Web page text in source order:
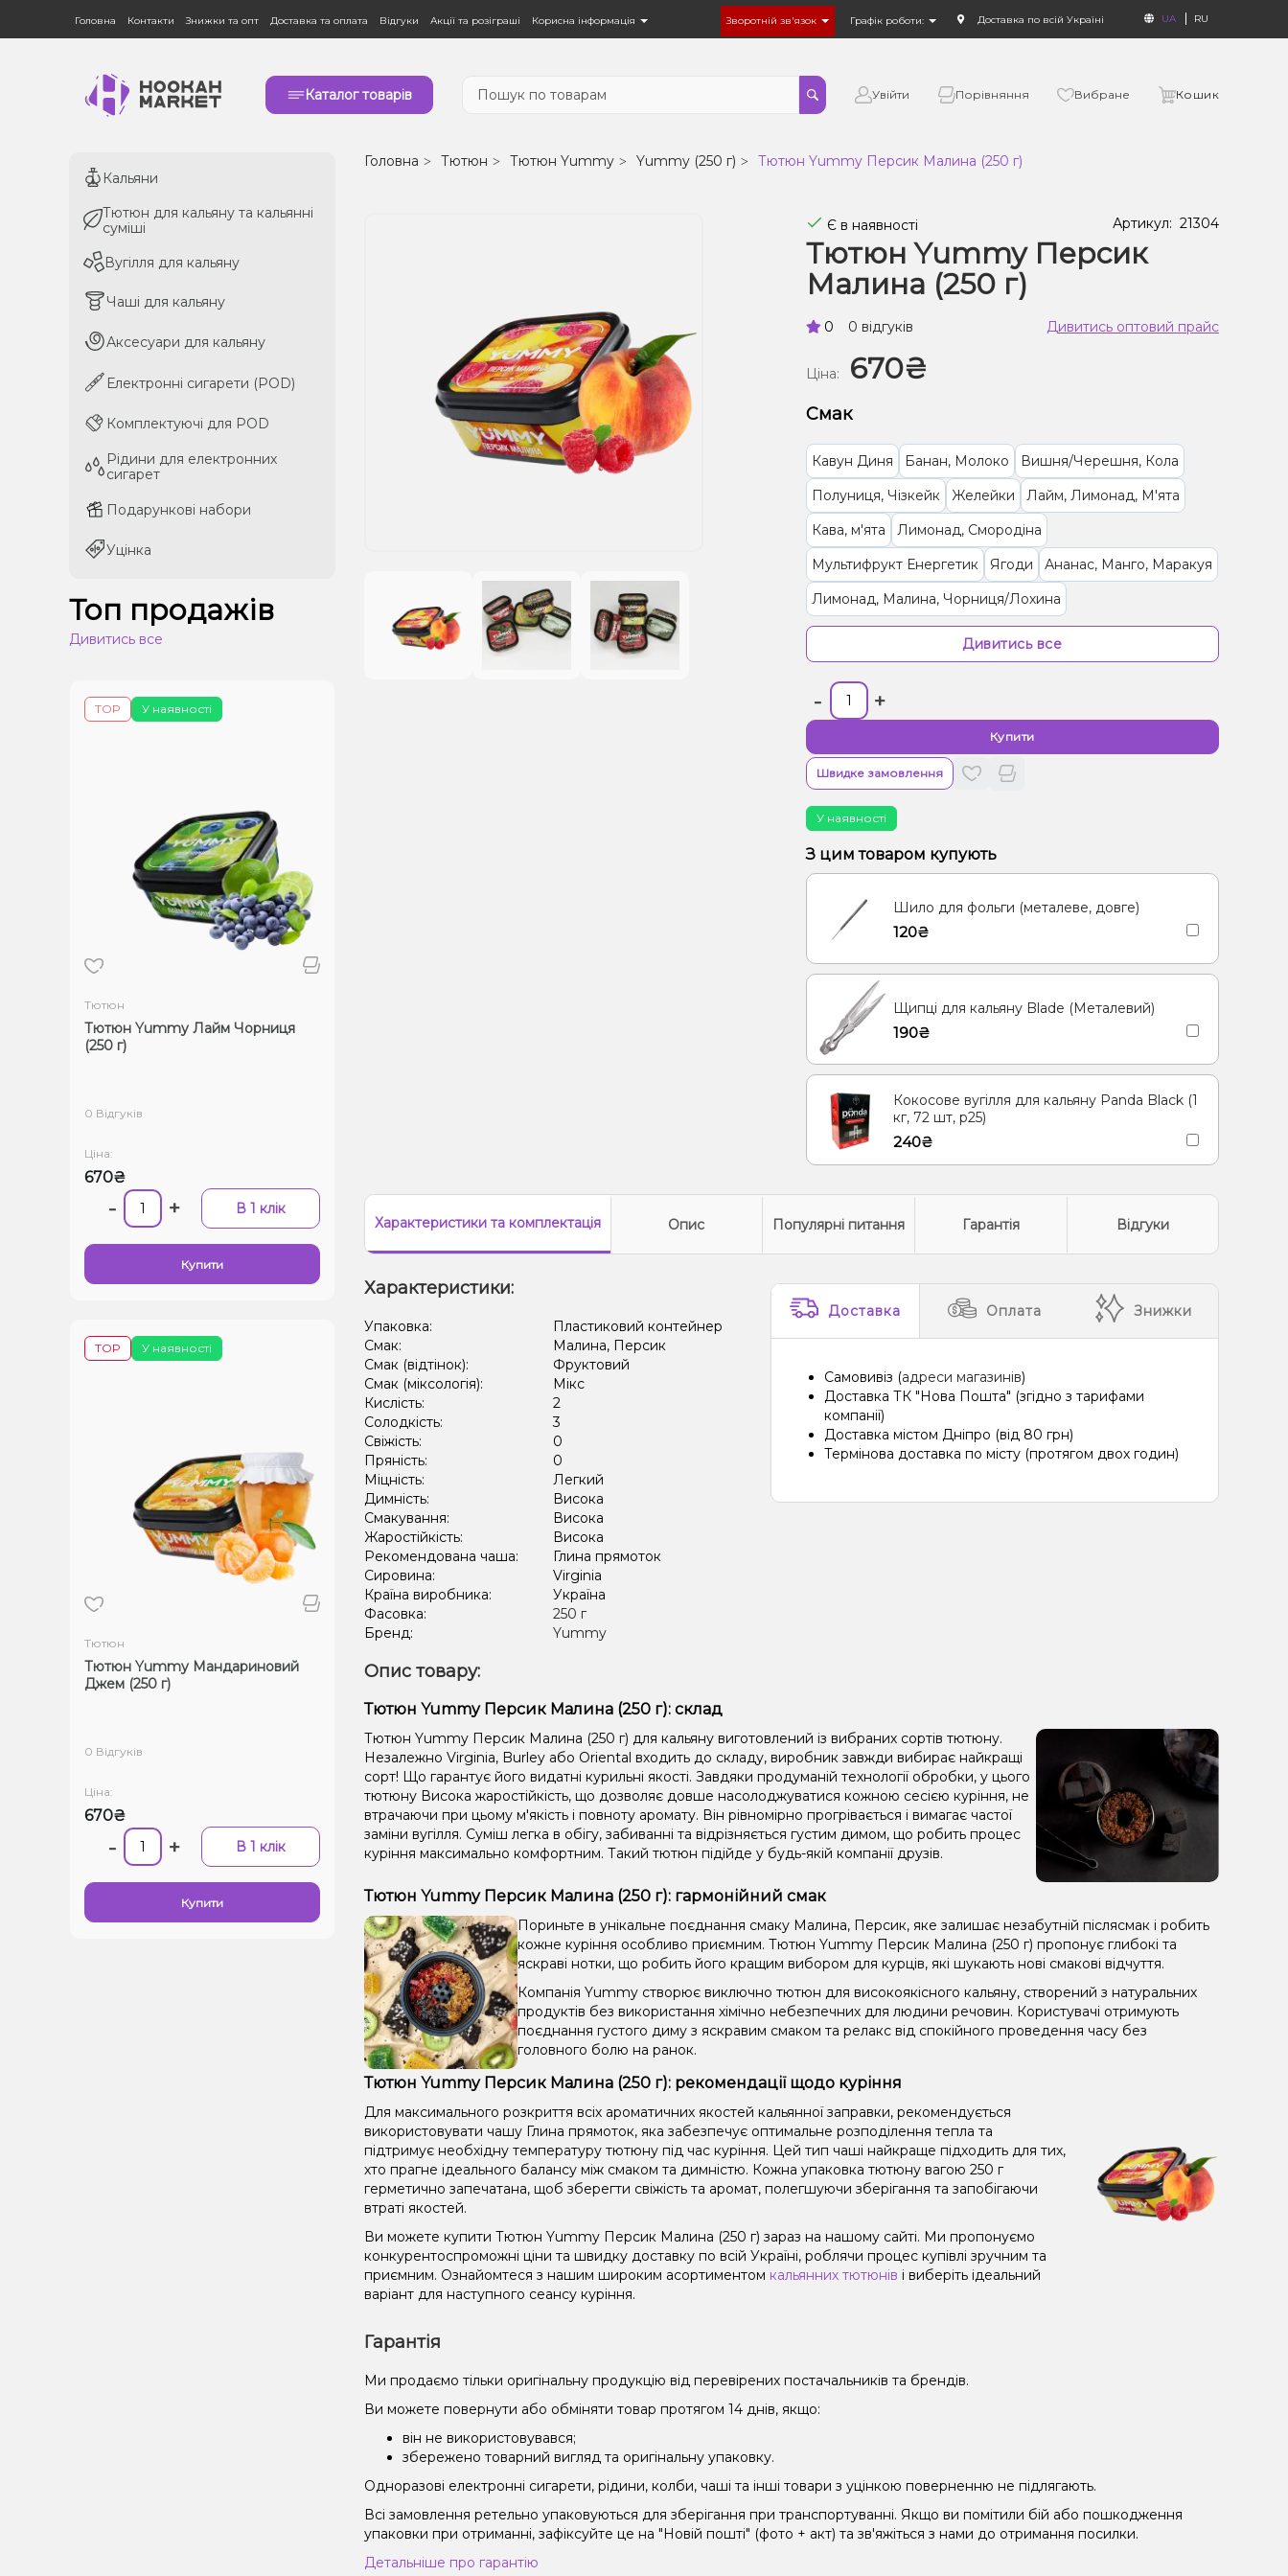
Головна Контакти Знижки та опт Доставка та оплата Відгуки Акції та розіграші Корисна інформація Зворотній зв'язок Графік роботи: Доставка по всій Україні UA RU
Каталог товарів Увійти Порівняння Вибране Кошик
Кальяни
Тютюн для кальяну та кальянні
суміші
Вугілля для кальяну
Чаші для кальяну
Аксесуари для кальяну
Електронні сигарети (POD)
Комплектуючі для POD
Рідини для електронних
сигарет
Подарункові набори
Уцінка
Кальяни
Тютюн для кальяну та кальянні
суміші
Вугілля для кальяну
Чаші для кальяну
Аксесуари для кальяну
Електронні сигарети (POD)
Комплектуючі для POD
Рідини для електронних
сигарет
Подарункові набори
Уцінка
Топ продажів
Дивитись все
У наявності
TOP
Тютюн
Тютюн Yummy Лайм Чорниця
(250 г)
0 Відгуків
Ціна:
670₴
- + В 1 клік
Купити
У наявності
TOP
Тютюн
Тютюн Yummy Мандариновий
Джем (250 г)
0 Відгуків
Ціна:
670₴
- + В 1 клік
Купити
Головна Тютюн Тютюн Yummy Yummy (250 г) Тютюн Yummy Персик Малина (250 г)
Є в наявності Артикул: 21304
Тютюн Yummy Персик
Малина (250 г)
0 0 відгуків Дивитись оптовий прайс
Ціна: 670₴
Смак
Кавун Диня Банан, Молоко
Вишня/Черешня, Кола
Полуниця, Чізкейк
Желейки
Лайм, Лимонад, М'ята
Кава, м'ята
Лимонад, Смородіна
Мультифрукт Енергетик
Ягоди
Ананас, Манго, Маракуя
Лимонад, Малина, Чорниця/Лохина
Полуниця, Малина, Морозиво
Цитруси
Малина, Персик
Кавун, Лимонад
Ківі, Полуниця, Лайм
Джем, Мандарин
Диня, Манго, Морозиво, Персик
Виноград, Вишня/Черешня, Цукерки, Малина
Лимонад, Огірок
Грейпфрут, Малина, Лимонад
Тірамісу
Лайм, Чорниця/Лохина
Диня, М'ята, Ягоди
Дивитись все
- +
Купити
Швидке замовлення
У наявності
З цим товаром купують
Шило для фольги (металеве, довге)
120₴
Щипці для кальяну Blade (Металевий)
190₴
Кокосове вугілля для кальяну Panda Black (1
кг, 72 шт, р25)
240₴
Характеристикита комплектація Опис Популярні питання Гарантія Відгуки
Характеристики:
Упаковка:
Пластиковий контейнер
Смак:
Малина, Персик
Смак (відтінок):
Фруктовий
Смак (міксологія):
Мікс
Кислість:
2
Солодкість:
3
Свіжість:
0
Пряність:
0
Міцність:
Легкий
Димність:
Висока
Смакування:
Висока
Жаростійкість:
Висока
Рекомендована чаша:
Глина прямоток
Сировина:
Virginia
Країна виробника:
Україна
Фасовка:
250 г
Бренд:
Yummy
Доставка Оплата Знижки
Самовивіз (адреси магазинів)
Доставка ТК "Нова Пошта" (згідно з тарифами
компанії)
Доставка містом Дніпро (від 80 грн)
Термінова доставка по місту (протягом двох годин)
Опис товару:
Тютюн Yummy Персик Малина (250 г): склад
Тютюн Yummy Персик Малина (250 г) для кальяну виготовлений із вибраних сортів тютюну.
Незалежно Virginia, Burley або Oriental входить до складу, виробник завжди вибирає найкращі
сорт! Що гарантує його видатні курильні якості. Завдяки продуманій технології обробки, у цього
тютюну Висока жаростійкість, що дозволяє довше насолоджуватися кожною сесією куріння, не
втрачаючи при цьому м'якість і повноту аромату. Він рівномірно прогрівається і вимагає частої
заміни вугілля. Суміш легка в обігу, забиванні та відрізняється густим димом, що робить процес
куріння максимально комфортним. Такий тютюн підійде у будь-якій компанії друзів.
Тютюн Yummy Персик Малина (250 г): гармонійний смак
Пориньте в унікальне поєднання смаку Малина, Персик, яке залишає незабутній післясмак і робить
кожне куріння особливо приємним. Тютюн Yummy Персик Малина (250 г) пропонує глибокі та
яскраві нотки, що робить його кращим вибором для курців, які шукають нові смакові відчуття.
Компанія Yummy створює виключно тютюн для високоякісного кальяну, створений з натуральних
продуктів без використання хімічно небезпечних для людини речовин. Користувачі отримують
поєднання густого диму з яскравим смаком та релакс від спокійного проведення часу без
головного болю на ранок.
Тютюн Yummy Персик Малина (250 г): рекомендації щодо куріння
Для максимального розкриття всіх ароматичних якостей кальянної заправки, рекомендується
використовувати чашу Глина прямоток, яка забезпечує оптимальне розподілення тепла та
підтримує необхідну температуру тютюну під час куріння. Цей тип чаші найкраще підходить для тих,
хто прагне ідеального балансу між смаком та димністю. Кожна упаковка тютюну вагою 250 г
герметично запечатана, щоб зберегти свіжість та аромат, полегшуючи зберігання та запобігаючи
втраті якостей.
Ви можете купити Тютюн Yummy Персик Малина (250 г) зараз на нашому сайті. Ми пропонуємо
конкурентоспроможні ціни та швидку доставку по всій Україні, роблячи процес купівлі зручним та
приємним. Ознайомтеся з нашим широким асортиментом кальянних тютюнів і виберіть ідеальний
варіант для наступного сеансу куріння.
Гарантія
Ми продаємо тільки оригінальну продукцію від перевірених постачальників та брендів.
Ви можете повернути або обміняти товар протягом 14 днів, якщо:
він не використовувався;
збережено товарний вигляд та оригінальну упаковку.
Одноразові електронні сигарети, рідини, колби, чаші та інші товари з уцінкою поверненню не підлягають.
Всі замовлення ретельно упаковуються для зберігання при транспортуванні. Якщо ви помітили бій або пошкодження
упаковки при отриманні, зафіксуйте це на "Новій пошті" (фото + акт) та зв'яжіться з нами до отримання посилки.
Детальніше про гарантію